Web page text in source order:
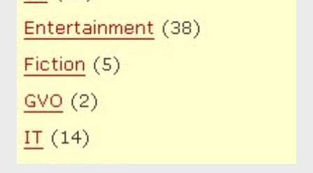
它，而且更多著重在預防盜版、仿冒，保護消費者的法案。所以
限縮言論自由時，我其實是一頭問號的，但一直到今天我才有時
閱讀法案的心得，與擔任的職務無關。 如果最近注意一下網路的
資訊，有幾件事該注意一下： 有許多人在社群平台，如Facebook
或是其他網路看到一些廣告，而這些廣告可能是要你支持台灣農
產品、台灣製的產品，結果你收到時，上面還寫著簡體字，通常